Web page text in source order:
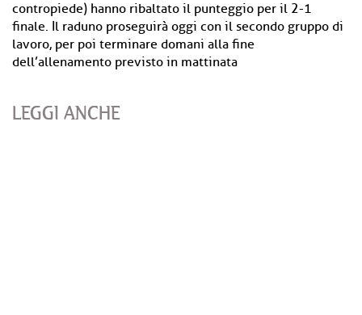
contropiede) hanno ribaltato il punteggio per il 2-1
finale. Il raduno proseguirà oggi con il secondo gruppo di
lavoro, per poi terminare domani alla fine
dell’allenamento previsto in mattinata
LEGGI ANCHE